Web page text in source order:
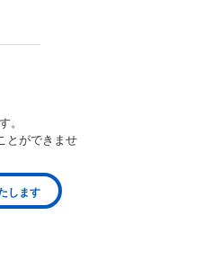
。
とができませ
します